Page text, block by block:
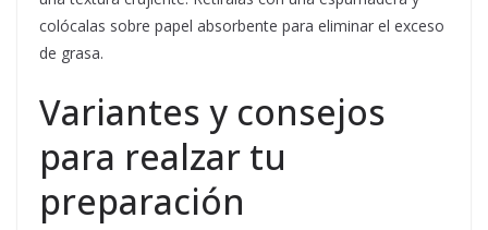
colócalas sobre papel absorbente para eliminar el exceso
de grasa.
Variantes y consejos
para realzar tu
preparación